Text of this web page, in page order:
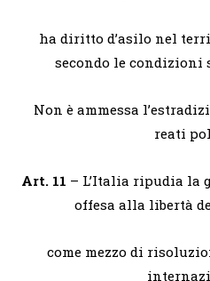
ha diritto d’asilo nel
secondo le condizioni
Non è ammessa
reati
Art. 11 – L’Italia ripudia la
offesa alla libertà
come mezzo di